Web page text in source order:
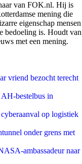
van FOK.nl. Hij is
mening die
eigenschap mensen
bedoeling is. Houdt van
met een mening.
vriend bezocht terecht
bestelbus in
op logistiek
onder grens met
ambassadeur naar